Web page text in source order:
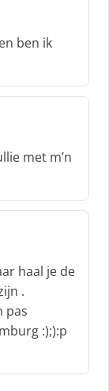
ben ik
met m’n
haal je de
.
pas
:);):p